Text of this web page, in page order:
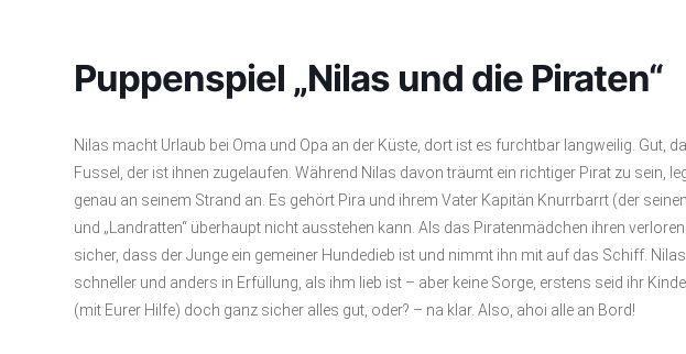
Puppenspiel „Nilas und die Piraten“
Nilas macht Urlaub bei Oma und Opa an der Küste, dort ist es furchtbar langweilig. Gut,
Fussel, der ist ihnen zugelaufen. Während Nilas davon träumt ein richtiger Pirat zu sein,
genau an seinem Strand an. Es gehört Pira und ihrem Vater Kapitän Knurrbarrt (der
und „Landratten“ überhaupt nicht ausstehen kann. Als das Piratenmädchen ihren
sicher, dass der Junge ein gemeiner Hundedieb ist und nimmt ihn mit auf das Schiff.
schneller und anders in Erfüllung, als ihm lieb ist – aber keine Sorge, erstens seid ihr
(mit Eurer Hilfe) doch ganz sicher alles gut, oder? – na klar. Also, ahoi alle an Bord!